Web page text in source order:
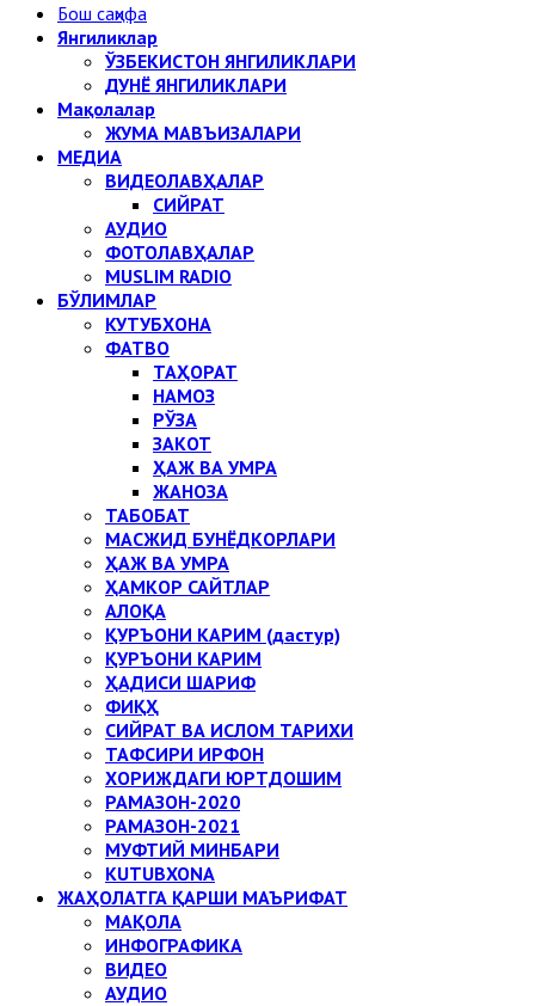
Бош саҳифа
Янгиликлар
ЎЗБЕКИСТОН ЯНГИЛИКЛАРИ
ДУНЁ ЯНГИЛИКЛАРИ
Мақолалар
ЖУМА МАВЪИЗАЛАРИ
МЕДИА
ВИДЕОЛАВҲАЛАР
СИЙРАТ
АУДИО
ФОТОЛАВҲАЛАР
MUSLIM RADIO
БЎЛИМЛАР
КУТУБХОНА
ФАТВО
ТАҲОРАТ
НАМОЗ
РЎЗА
ЗАКОТ
ҲАЖ ВА УМРА
ЖАНОЗА
ТАБОБАТ
МАСЖИД БУНЁДКОРЛАРИ
ҲАЖ ВА УМРА
ҲАМКОР САЙТЛАР
АЛОҚА
ҚУРЪОНИ КАРИМ (дастур)
ҚУРЪОНИ КАРИМ
ҲАДИСИ ШАРИФ
ФИҚҲ
СИЙРАТ ВА ИСЛОМ ТАРИХИ
ТАФСИРИ ИРФОН
ХОРИЖДАГИ ЮРТДОШИМ
РАМАЗОН-2020
РАМАЗОН-2021
МУФТИЙ МИНБАРИ
KUTUBXONA
ЖАҲОЛАТГА ҚАРШИ МАЪРИФАТ
МАҚОЛА
ИНФОГРАФИКА
ВИДЕО
АУДИО